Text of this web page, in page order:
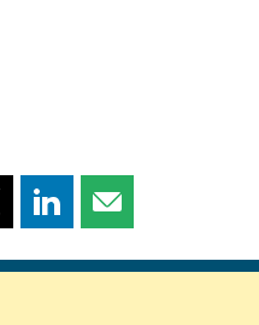
Partager
page
Partager
page